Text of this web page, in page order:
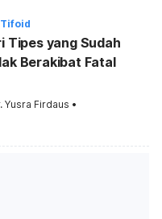
Tipes yang Sudah
Berakibat Fatal
Yusra Firdaus •